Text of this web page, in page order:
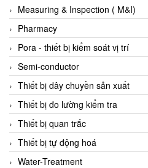
Felm
FESTO
FHF (EATON Crouse-Hinds)
Fife/ Maxcess
Fimet
Fine Suntronix
FineTek
Finna Sensors Vietnam
Measuring & Inspection ( M&I)
Pharmacy
Pora - thiết bị kiểm soát vị trí
Semi-conductor
Thiết bị dây chuyền sản xuất
Thiết bị đo lường kiểm tra
Thiết bị quan trắc
Thiết bị tự động hoá
Water-Treatment